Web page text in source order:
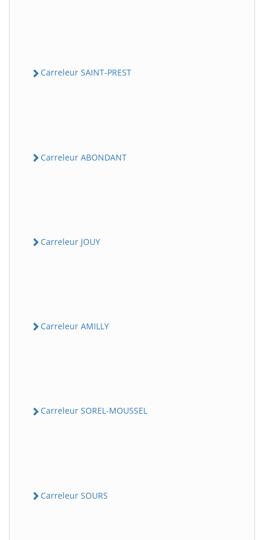
Carreleur SAINT-PREST
Carreleur ABONDANT
Carreleur JOUY
Carreleur AMILLY
Carreleur SOREL-MOUSSEL
Carreleur SOURS